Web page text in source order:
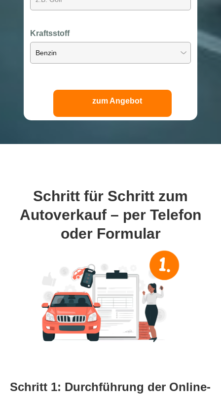
Kraftsstoff
zum Angebot
Schritt für Schritt zum
Autoverkauf – per Telefon
oder Formular
Schritt 1: Durchführung der Online-